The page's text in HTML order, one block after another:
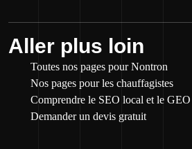
Aller plus loin
Toutes nos pages pour Nontron
Nos pages pour les chauffagistes
Comprendre le SEO local et le GEO
Demander un devis gratuit